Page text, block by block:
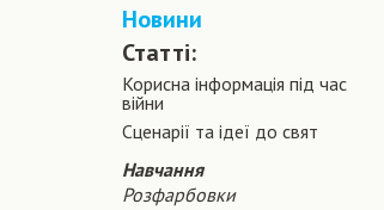
Новини
Статті:
Корисна інформація під час
війни
Сценарiї та iдеї до свят
Навчання
Розфарбовки